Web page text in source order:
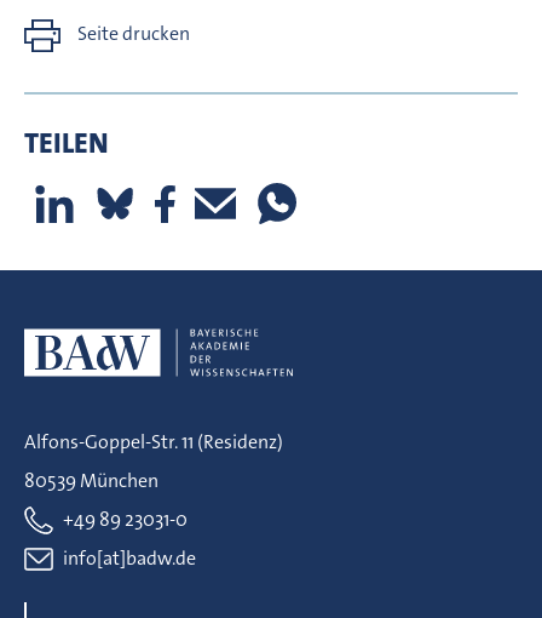
Seite drucken
TEILEN
Alfons-Goppel-Str. 11 (Residenz)
80539 München
+49 89 23031-0
info[at]badw.de